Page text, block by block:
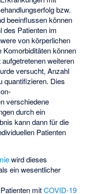
bzw.
beeinflussen können
des Patienten im
von körperlichen
können
weiteren
versucht, Anzahl
quantifizieren. Dies
verschiedene
durch ein
kann dann für die
Patienten
wird dieses
ein wesentlicher
mitCOVID-19